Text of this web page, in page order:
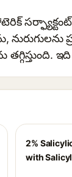
2%
with